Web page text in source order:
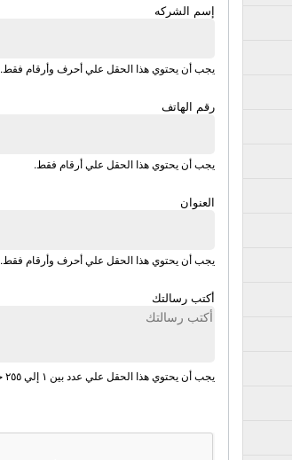
إسم الشركه
يجب أن يحتوي هذا الحقل علي أحرف وأرقام فقط.
رقم الهاتف
يجب أن يحتوي هذا الحقل علي أرقام فقط.
العنوان
يجب أن يحتوي هذا الحقل علي أحرف وأرقام فقط.
أكتب رسالتك
يجب أن يحتوي هذا الحقل علي عدد بين ١ إلي ٢٥٥ حرفاً